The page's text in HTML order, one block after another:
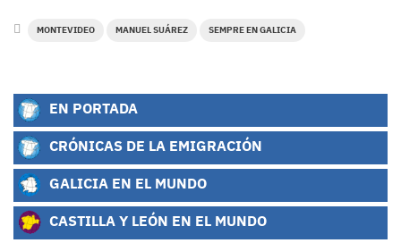
MONTEVIDEO MANUEL SUÁREZ SEMPRE EN GALICIA
EN PORTADA
CRÓNICAS DE LA EMIGRACIÓN
GALICIA EN EL MUNDO
CASTILLA Y LEÓN EN EL MUNDO